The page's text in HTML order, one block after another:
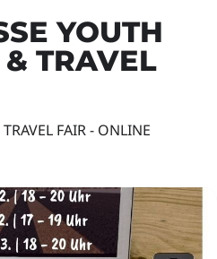
YOUTH
TRAVEL
FAIR - ONLINE